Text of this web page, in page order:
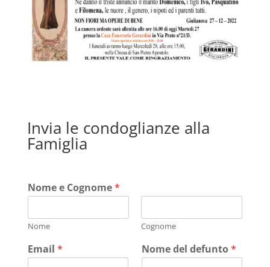
Invia le condoglianze alla
Famiglia
Nome e Cognome*
Nome Cognome
Email * Nome del defunto*